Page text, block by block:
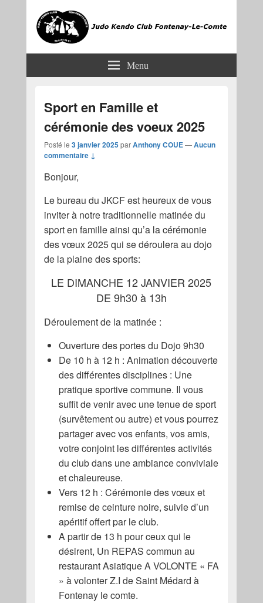
JKCF Menu
Sport en Famille et
cérémonie des voeux 2025
Posté le 3 janvier 2025parAnthony COUE—Aucun
commentaire ↓
Bonjour,
Le bureau du JKCF est heureux de vous
inviter à notre traditionnelle matinée du
sport en famille ainsi qu’a la cérémonie
des vœux 2025 qui se déroulera au dojo
de la plaine des sports:
LE DIMANCHE 12 JANVIER 2025
DE 9h30 à 13h
Déroulement de la matinée :
Ouverture des portes du Dojo 9h30
De 10 h à 12 h : Animation découverte
des différentes disciplines : Une
pratique sportive commune. Il vous
suffit de venir avec une tenue de sport
(survêtement ou autre) et vous pourrez
partager avec vos enfants, vos amis,
votre conjoint les différentes activités
du club dans une ambiance conviviale
et chaleureuse.
Vers 12 h : Cérémonie des vœux et
remise de ceinture noire, suivie d’un
apéritif offert par le club.
A partir de 13 h pour ceux qui le
désirent, Un REPAS commun au
restaurant Asiatique A VOLONTE « FA
» à volonter Z.I de Saint Médard à
Fontenay le comte.